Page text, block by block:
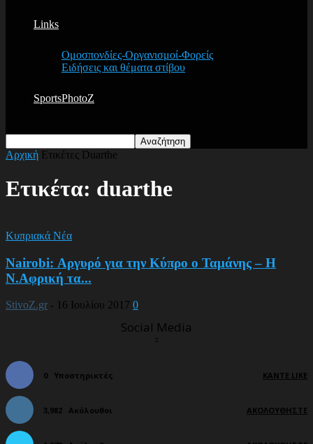
Links
Ομοσπονδίες-Οργανισμοί-Φορείς
Ειδήσεις και θέματα στίβου
SportsPhotoZ
Αρχική Ετικέτες Duarthe
Ετικέτα: duarthe
Κυπριακά Νέα
Nairobi: Αργυρό για την Κύπρο ο Ταμάνης – Η
Ν.Αφρική τα...
StivoZ.gr - 16 Ιουλίου 2017 0
Social Media
0 Υποστηρικτές ΚΆΝΤΕ LIKE
3,982 Ακόλουθοι ΑΚΟΛΟΥΘΉΣΤΕ